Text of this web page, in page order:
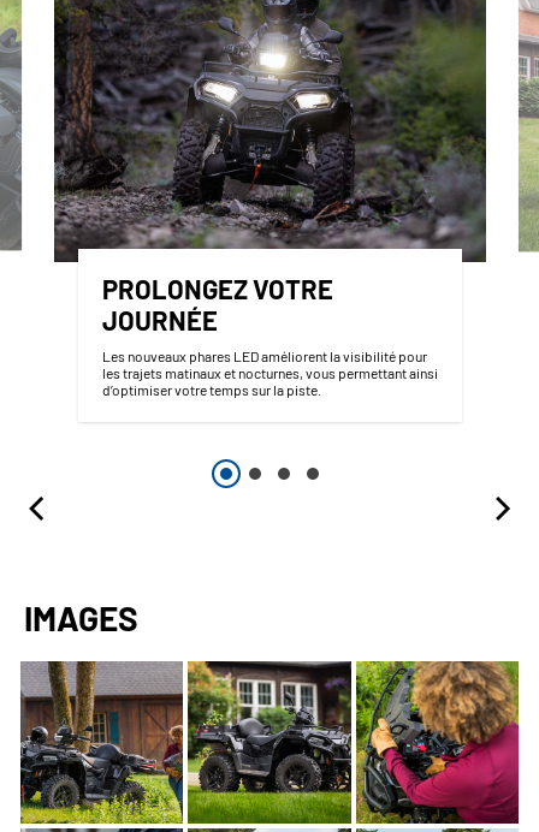
PROLONGEZ VOTRE
JOURNÉE
Les nouveaux phares LED améliorent la visibilité pour
les trajets matinaux et nocturnes, vous permettant ainsi
d’optimiser votre temps sur la piste.
IMAGES